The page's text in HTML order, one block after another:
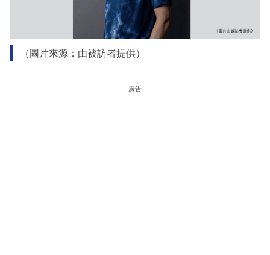
（圖片來源：由被訪者提供）
廣告